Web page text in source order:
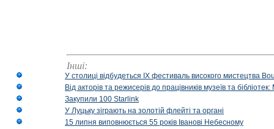
Інші:
У столиці відбудеться IX фестиваль високого мистецтва
Від акторів та режисерів до працівників музеїв та
Закупили 100 Starlink
У Луцьку зіграють на золотій флейті та органі
15 липня виповнюється 55 років Іванові Небесному